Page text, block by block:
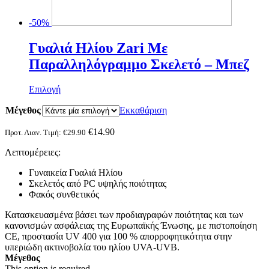
-50%
Γυαλιά Ηλίου Zari Με
Παραλληλόγραμμο Σκελετό – Mπεζ
ΕπιλογήΑυτό
προϊόν
πολλαπλές
μπορούν
να
επιλεγούν
σελίδα
του
προϊόντος
Μέγεθος Εκκαθάριση
Προτ. Λιαν. Τιμή: €29.90 €14.90
Λεπτομέρειες:
Γυναικεία Γυαλιά Ηλίου
Σκελετός από PC υψηλής ποιότητας
Φακός συνθετικός
Κατασκευασμένα βάσει των προδιαγραφών ποιότητας και των
κανονισμών ασφάλειας της Ευρωπαϊκής Ένωσης, με πιστοποίηση
CE, προστασία UV 400 για 100 % απορροφητικότητα στην
υπεριώδη ακτινοβολία του ηλίου UVA-UVB.
Μέγεθος